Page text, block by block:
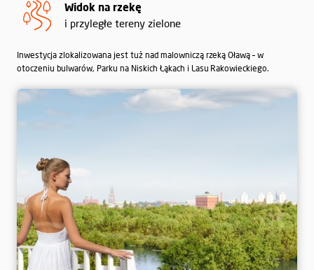
Widok na rzekę
i przyległe tereny zielone
Inwestycja zlokalizowana jest tuż nad malowniczą rzeką Oławą – w
otoczeniu bulwarów, Parku na Niskich Łąkach i Lasu Rakowieckiego.